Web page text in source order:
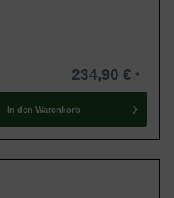
234,90 €
In den Warenkorb